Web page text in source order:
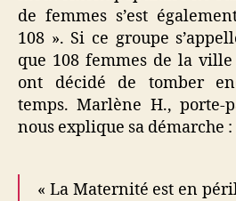
de femmes s’est
108 ». Si ce groupe
que 108 femmes de la
ont décidé de tomber
temps. Marlène H., porte-
nous explique sa démarche :
« La Maternité est en